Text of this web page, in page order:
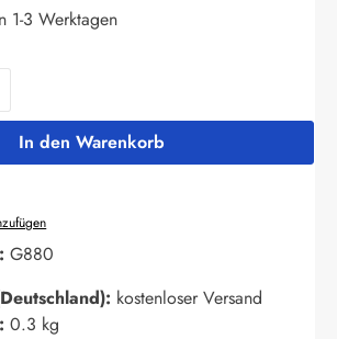
1-3 Werktagen
Gib den gewünschten
In den Warenkorb
G880
kostenloser Versand
0.3 kg